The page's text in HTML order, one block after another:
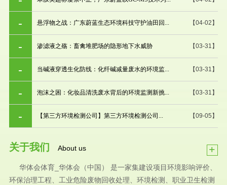
【04-02】
悬浮物之战：广东蔚蓝生态环境科技守护油田回...
【03-31】
渗滤液之殇：畜禽堆肥场的隐形地下水威胁
【03-31】
当碱液穿透生化防线：化纤碱减量废水的环境监...
【03-31】
泡沫之困：化妆品清洗废水背后的环境监测新挑...
【09-05】
【第三方环境检测公司】第三方环境检测公司...
关于我们 About us +
华体会体育_华体会（中国） 是一家集建设项目环境影响评价、
环保治理工程、工业危险废物回收处理、环境检测、职业卫生检测